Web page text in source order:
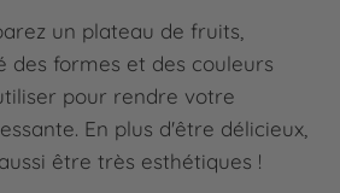
un plateau de fruits,
des formes et des couleurs
pour rendre votre
En plus d'être délicieux,
être très esthétiques !